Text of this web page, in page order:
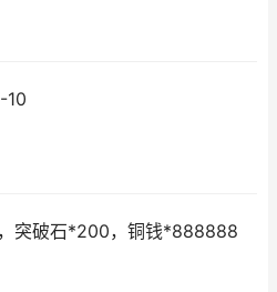
10
突破石*200，铜钱*888888